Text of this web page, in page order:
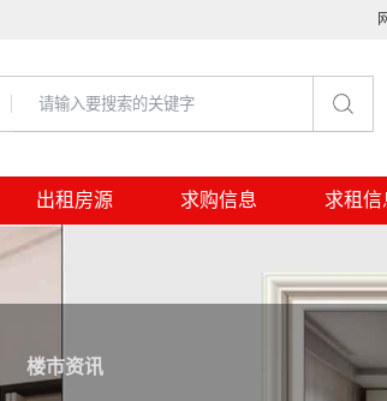
出租房源 求购信息 求租信
楼市资讯